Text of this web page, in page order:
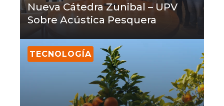
Nueva Cátedra Zunibal – UPV
Sobre Acústica Pesquera
TECNOLOGÍA